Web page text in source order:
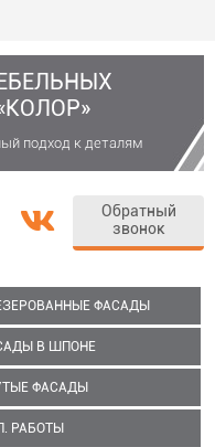
подход к деталям
Обратный
звонок
ФАСАДЫ
В ШПОНЕ
ФАСАДЫ
РАБОТЫ